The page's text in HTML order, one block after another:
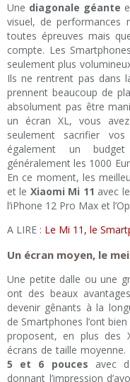
Une diagonale géante
visuel, de performances
toutes épreuves mais
compte. Les
seulement plus
Ils ne rentrent pas dans
prennent beaucoup de
absolument pas être
un écran XL, vous
seulement sacrifier
également un
généralement les 1000
En ce moment, les
et le Xiaomi Mi 11 avec
l’iPhone 12 Pro Max et
A LIRE : Le Mi 11, le
Un écran moyen, le
Une petite dalle ou une
ont des beaux
devenir gênants à la
de Smartphones l’ont
proposent, en plus des
écrans de taille
5 et 6 pouces avec
donnant l’impression